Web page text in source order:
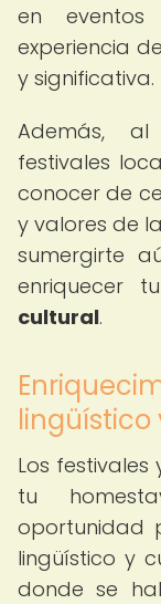
en
experiencia
y significativa.
Además,
festivales
conocer de
y valores de
sumergirte
enriquecer
cultural.
Los
tu
oportunidad
lingüístico y
donde se